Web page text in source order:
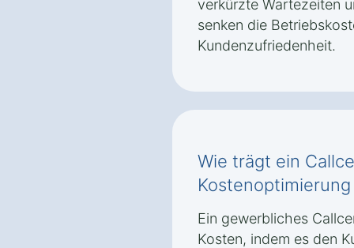
verkürzte Wartezeiten
senken die
Kundenzufriedenheit.
Wie trägt ein
Ein gewerbliches
Kosten, indem es den